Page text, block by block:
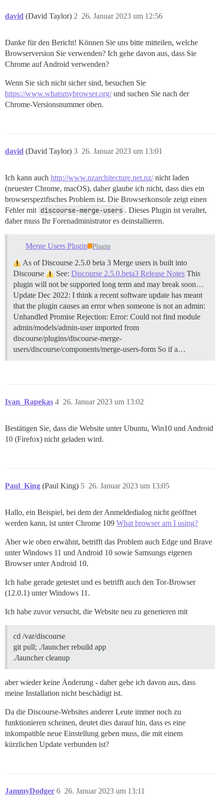
david (David Taylor) 26. Januar 2023 um 12:56
2
Danke für den Bericht! Können Sie uns bitte mitteilen, welche
Browserversion Sie verwenden? Ich gehe davon aus, dass Sie
Chrome auf Android verwenden?
Wenn Sie sich nicht sicher sind, besuchen Sie
https://www.whatsmybrowser.org/und suchen Sie nach der
Chrome-Versionsnummer oben.
david (David Taylor) 26. Januar 2023 um 13:01
3
Ich kann auch http://www.nzarchitecture.net.nz/nicht laden
(neuester Chrome, macOS), daher glaube ich nicht, dass dies ein
browserspezifisches Problem ist. Die Browserkonsole zeigt einen
Fehler mit discourse-merge-users . Dieses Plugin ist veraltet,
daher muss Ihr Forenadministrator es deinstallieren.
Merge Users Plugin Plugin
As of Discourse 2.5.0 beta 3 Merge users is built into
Discourse
See: Discourse 2.5.0.beta3 Release Notes This
plugin will not be supported long term and may break soon…
Update Dec 2022: I think a recent software update has meant
that the plugin causes an error when someone is not an admin:
Unhandled Promise Rejection: Error: Could not find module
admin/models/admin-user imported from
discourse/plugins/discourse-merge-
users/discourse/components/merge-users-form So if a…
Ivan_Rapekas 26. Januar 2023 um 13:02
4
Bestätigen Sie, dass die Website unter Ubuntu, Win10 und Android
10 (Firefox) nicht geladen wird.
Paul_King (Paul King) 26. Januar 2023 um 13:05
5
Hallo, ein Beispiel, bei dem der Anmeldedialog nicht geöffnet
werden kann, ist unter Chrome 109 What browser am I using?
Aber wie oben erwähnt, betrifft das Problem auch Edge und Brave
unter Windows 11 und Android 10 sowie Samsungs eigenen
Browser unter Android 10.
Ich habe gerade getestet und es betrifft auch den Tor-Browser
(12.0.1) unter Windows 11.
Ich habe zuvor versucht, die Website neu zu generieren mit
cd /var/discourse
git pull; ./launcher rebuild app
./launcher cleanup
aber wieder keine Änderung - daher gehe ich davon aus, dass
meine Installation nicht beschädigt ist.
Da die Discourse-Websites anderer Leute immer noch zu
funktionieren scheinen, deutet dies darauf hin, dass es eine
inkompatible neue Einstellung geben muss, die mit einem
kürzlichen Update verbunden ist?
JammyDodger 26. Januar 2023 um 13:11
6